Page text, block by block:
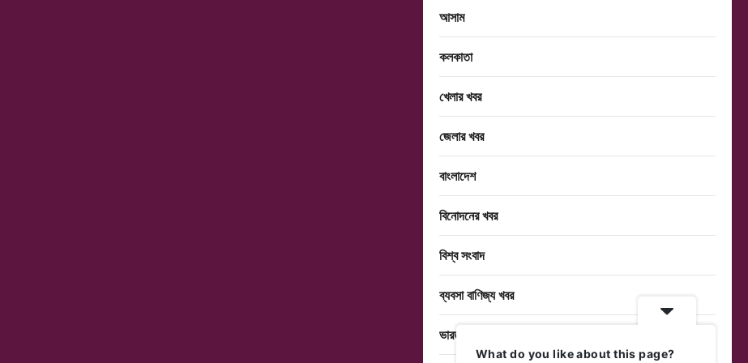
আসাম
কলকাতা
খেলার খবর
জেলার খবর
বাংলাদেশ
বিনোদনের খবর
বিশ্ব সংবাদ
ব্যবসা বাণিজ্য খবর
ভারত
What do you like about this page?